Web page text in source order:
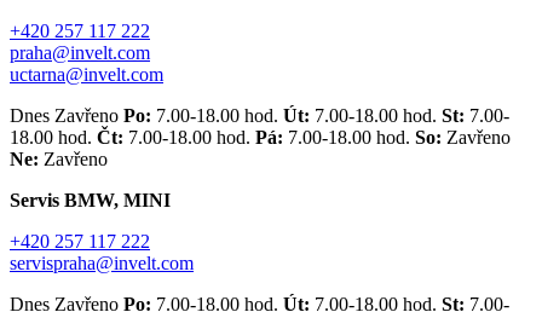
+420 257 117 222
praha@invelt.com
uctarna@invelt.com
Dnes Zavřeno Po: 7.00-18.00 hod. Út: 7.00-18.00 hod. St: 7.00-
18.00 hod. Čt: 7.00-18.00 hod. Pá: 7.00-18.00 hod. So: Zavřeno
Ne: Zavřeno
Servis BMW, MINI
+420 257 117 222
servispraha@invelt.com
Dnes Zavřeno Po: 7.00-18.00 hod. Út: 7.00-18.00 hod. St: 7.00-